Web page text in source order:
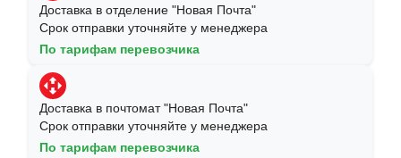
Доставка в отделение "Новая Почта"
Срок отправки уточняйте у менеджера
По тарифам перевозчика
Доставка в почтомат "Новая Почта"
Срок отправки уточняйте у менеджера
По тарифам перевозчика